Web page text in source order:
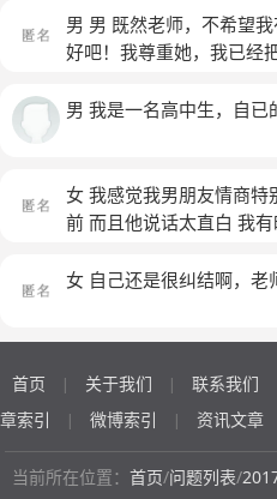
男 男 既然老师，不希望
好吧！我尊重她，我已经
主动找你咨询，(匿名)
男 我是一名高中生，自已
女 我感觉我男朋友情商特
前 而且他说话太直白 我
都是qq聊 才开始觉得他很
女 自己还是很纠结啊，老
首页 | 关于我们 | 联系我们
章索引
| 微博索引 | 资讯文章
当前所在位置： 首页/问题列表/